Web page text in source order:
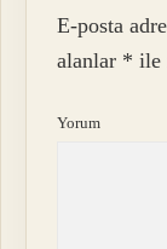
E-posta
alanlar * ile
Yorum